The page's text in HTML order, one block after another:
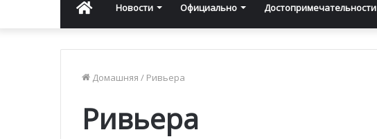
ГлавнаяНовости Официально Достопримечательности
Домашняя / Ривьера
Ривьера